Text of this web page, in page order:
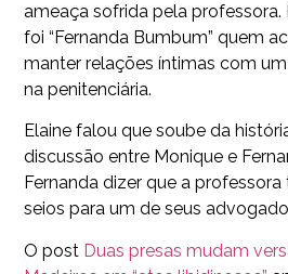
ameaça sofrida pela professora.
foi “Fernanda Bumbum” quem
manter relações íntimas com
na penitenciária.
Elaine falou que soube da
discussão entre Monique e
Fernanda dizer que a
seios para um de seus
O post Duas presas mudam